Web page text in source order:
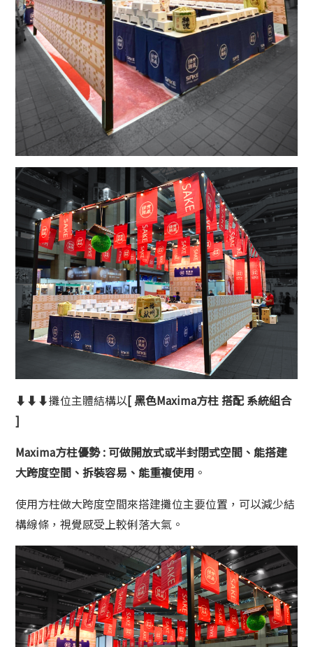
⬇⬇⬇攤位主體結構以[黑色Maxima方柱 搭配 系統組合
]
Maxima方柱優勢 : 可做開放式或半封閉式空間、能搭建
大跨度空間、拆裝容易、能重複使用 。
使用方柱做大跨度空間來搭建攤位主要位置，可以減少結
構線條，視覺感受上較俐落大氣。